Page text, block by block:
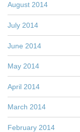
August 2014
July 2014
June 2014
May 2014
April 2014
March 2014
February 2014